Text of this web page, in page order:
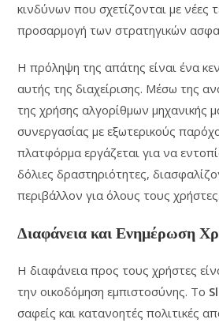
κινδύνων που σχετίζονται με νέες
προσαρμογή των στρατηγικών
Η πρόληψη της απάτης είναι ένα
αυτής της διαχείρισης. Μέσω της
της χρήσης αλγορίθμων μηχανικής
συνεργασίας με εξωτερικούς
πλατφόρμα εργάζεται για να
δόλιες δραστηριότητες,
περιβάλλον για όλους τους χρήστες.
Διαφάνεια και Ενημέρωση
Η διαφάνεια προς τους χρήστες
την οικοδόμηση εμπιστοσύνης. Το
σαφείς και κατανοητές πολιτικές